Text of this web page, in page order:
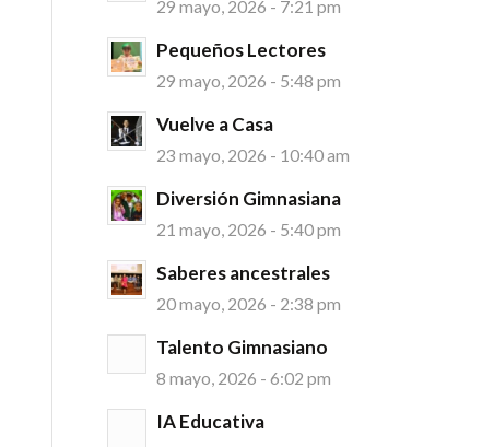
29 mayo, 2026 - 7:21 pm
Pequeños Lectores
29 mayo, 2026 - 5:48 pm
Vuelve a Casa
23 mayo, 2026 - 10:40 am
Diversión Gimnasiana
21 mayo, 2026 - 5:40 pm
Saberes ancestrales
20 mayo, 2026 - 2:38 pm
Talento Gimnasiano
8 mayo, 2026 - 6:02 pm
IA Educativa